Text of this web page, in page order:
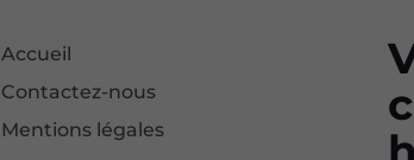
Accueil
Contactez-nous
Mentions légales